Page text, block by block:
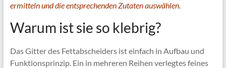
ermitteln und die entsprechenden Zutaten auswählen.
Warum ist sie so klebrig?
Das Gitter des Fettabscheiders ist einfach in Aufbau und
Funktionsprinzip. Ein in mehreren Reihen verlegtes feines